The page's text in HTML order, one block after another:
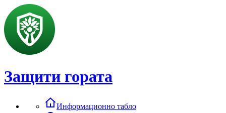
Защити гората
Информационно табло